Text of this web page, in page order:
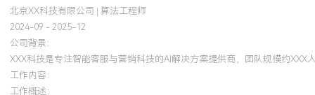
培训经历
2024-09 - 2025-12 岗湾培训中心 AWS
获得该认证后，将AWS SageMaker等云上机器学习工具链应用于智
北京XX科技有限公司 | 算法工程师
2024-09 - 2025-12
公司背景：
XXX科技是专注智能客服与营销科技的AI解决方案提供商，团队规模约
工作内容：
工作概述：